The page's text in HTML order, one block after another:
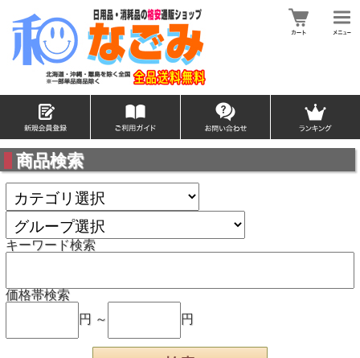
商品検索
キーワード検索
価格帯検索
円 ～
円